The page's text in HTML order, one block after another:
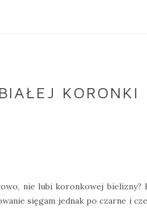
KORONKI
nie lubi koronkowej bielizny?
sięgam jednak po czarne i